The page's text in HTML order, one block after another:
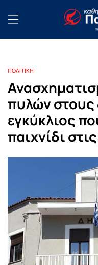
ΠΟΛΙΤΙΚΗ
πυλών
εγκύκλιος
παιχνίδι